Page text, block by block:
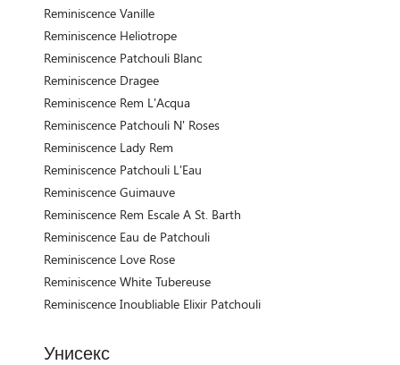
Reminiscence Vanille
Reminiscence Heliotrope
Reminiscence Patchouli Blanc
Reminiscence Dragee
Reminiscence Rem L'Acqua
Reminiscence Patchouli N' Roses
Reminiscence Lady Rem
Reminiscence Patchouli L'Eau
Reminiscence Guimauve
Reminiscence Rem Escale A St. Barth
Reminiscence Eau de Patchouli
Reminiscence Love Rose
Reminiscence White Tubereuse
Reminiscence Inoubliable Elixir Patchouli
Унисекс